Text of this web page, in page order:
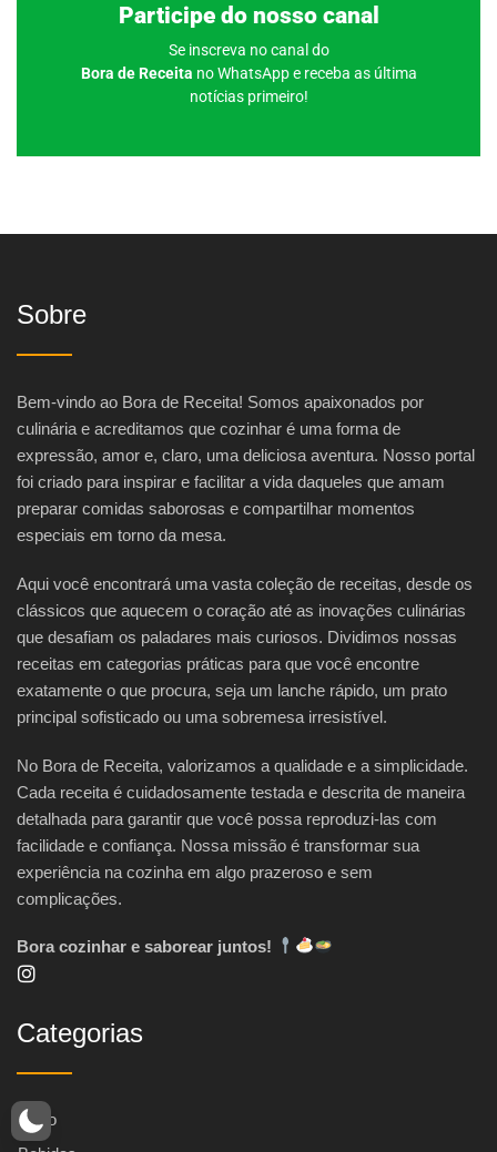
Participe do nosso canal
Se inscreva no canal do
Bora de Receita no WhatsApp e receba as última
notícias primeiro!
Sobre
Bem-vindo ao Bora de Receita! Somos apaixonados por
culinária e acreditamos que cozinhar é uma forma de
expressão, amor e, claro, uma deliciosa aventura. Nosso portal
foi criado para inspirar e facilitar a vida daqueles que amam
preparar comidas saborosas e compartilhar momentos
especiais em torno da mesa.
Aqui você encontrará uma vasta coleção de receitas, desde os
clássicos que aquecem o coração até as inovações culinárias
que desafiam os paladares mais curiosos. Dividimos nossas
receitas em categorias práticas para que você encontre
exatamente o que procura, seja um lanche rápido, um prato
principal sofisticado ou uma sobremesa irresistível.
No Bora de Receita, valorizamos a qualidade e a simplicidade.
Cada receita é cuidadosamente testada e descrita de maneira
detalhada para garantir que você possa reproduzi-las com
facilidade e confiança. Nossa missão é transformar sua
experiência na cozinha em algo prazeroso e sem
complicações.
Bora cozinhar e saborear juntos!
Categorias
Início